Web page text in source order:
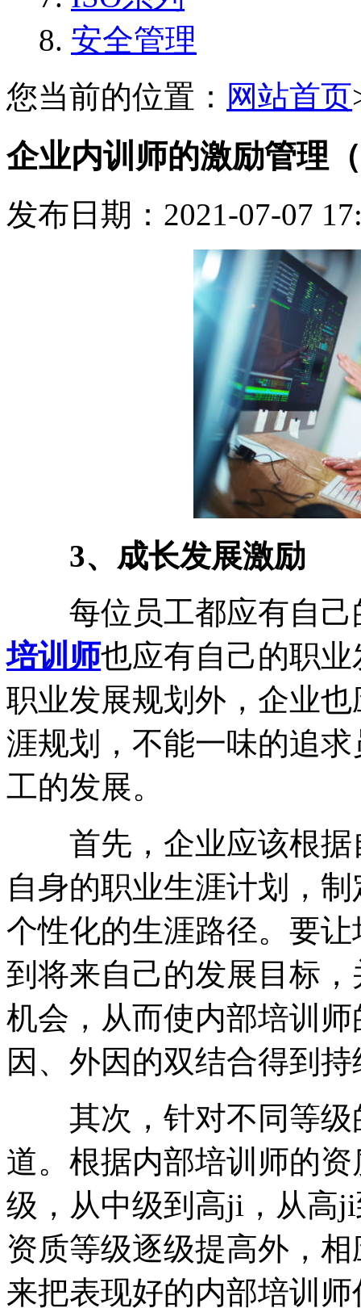
安全管理
您当前的位置： 网站首页
企业内训师的激励管理
发布日期：2021-07-07
3、成长发展激励
每位员工都应有自己
培训师也应有自己的职
职业发展规划外，企业
涯规划，不能一味的追
工的发展。
首先，企业应该根据
自身的职业生涯计划，
个性化的生涯路径。要
到将来自己的发展目标
机会，从而使内部培训
因、外因的双结合得到
其次，针对不同等级
道。根据内部培训师的
级，从中级到高ji，从高
资质等级逐级提高外，
来把表现好的内部培训